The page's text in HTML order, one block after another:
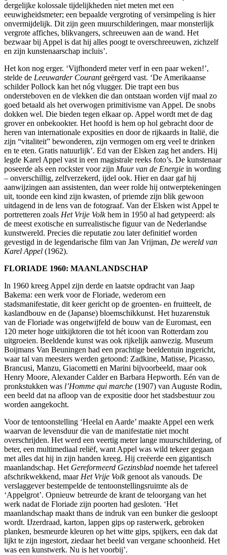
dergelijke kolossale tijdelijkheden niet meten met een
eeuwigheidsmeter; een bepaalde vergroting of versimpeling is hier
onvermijdelijk. Dit zijn geen muurschilderingen, maar monsterlijk
vergrote affiches, blikvangers, schreeuwen aan de wand. Het
bezwaar bij Appel is dat hij alles poogt te overschreeuwen, zichzelf
en zijn kunstenaarschap incluis’.
Het kon nog erger. ‘Vijfhonderd meter verf in een paar weken!’,
stelde de Leeuwarder Courantgeërgerd vast. ‘De Amerikaanse
schilder Pollock kan het nóg vlugger. Die trapt een bus
ondersteboven en de vlekken die dan ontstaan worden vijf maal zo
goed betaald als het overwogen primitivisme van Appel. De snobs
dokken wel. Die bieden tegen elkaar op. Appel wordt met de dag
grover en onbekookter. Het hoofd is hem op hol gebracht door de
heren van internationale exposities en door de rijkaards in Italië, die
zijn “vitaliteit” bewonderen, zijn vermogen om erg veel te drinken
en te eten. Gratis natuurlijk’. Ed van der Elsken zag het anders. Hij
legde Karel Appel vast in een magistrale reeks foto’s. De kunstenaar
poseerde als een rockster voor zijn Muur van de Energie in wording
– onverschillig, zelfverzekerd, ijdel ook. Hier en daar gaf hij
aanwijzingen aan assistenten, dan weer rolde hij ontwerptekeningen
uit, toonde een kind zijn kwasten, of priemde zijn blik gewoon
uitdagend in de lens van de fotograaf. Van der Elsken wist Appel te
portretteren zoals Het Vrije Volkhem in 1950 al had getypeerd: als
de meest exotische en surrealistische figuur van de Nederlandse
kunstwereld. Precies die reputatie zou later definitief worden
gevestigd in de legendarische film van Jan Vrijman, De wereld van
Karel Appel (1962).
FLORIADE 1960: MAANLANDSCHAP
In 1960 kreeg Appel zijn derde en laatste opdracht van Jaap
Bakema: een werk voor de Floriade, wederom een
stadsmanifestatie, dit keer gericht op de groenten- en fruitteelt, de
kaslandbouw en de (Japanse) bloemschikkunst. Het huzarenstuk
van de Floriade was ongetwijfeld de bouw van de Euromast, een
120 meter hoge uitkijktoren die tot hét icoon van Rotterdam zou
uitgroeien. Beeldende kunst was ook rijkelijk aanwezig. Museum
Boijmans Van Beuningen had een prachtige beeldentuin ingericht,
waar tal van meesters werden getoond: Zadkine, Matisse, Picasso,
Brancusi, Manzu, Giacometti en Marini bijvoorbeeld, maar ook
Henry Moore, Alexander Calder en Barbara Hepworth. Eén van de
pronkstukken was l’Homme qui marche (1907) van Auguste Rodin,
een beeld dat na afloop van de expositie door het stadsbestuur zou
worden aangekocht.
Voor de tentoonstelling ‘Heelal en Aarde’ maakte Appel een werk
waarvan de levensduur die van de manifestatie niet mocht
overschrijden. Het werd een veertig meter lange muurschildering, of
beter, een multimediaal reliëf, want Appel was wild tekeer gegaan
met alles dat hij in zijn handen kreeg. Hij creëerde een gigantisch
maanlandschap. Het Gereformeerd Gezinsblad noemde het tafereel
afschrikwekkend, maar Het Vrije Volkgenoot als vanouds. De
verslaggever bestempelde de tentoonstellingsruimte als de
‘Appelgrot’. Opnieuw betreurde de krant de teloorgang van het
werk nadat de Floriade zijn poorten had gesloten. ‘Het
maanlandschap maakt thans de indruk van een bunker die gesloopt
wordt. IJzerdraad, karton, lappen gips op rasterwerk, gebroken
planken, besmeurde kleuren op het witte gips, spijkers, een dak dat
lijkt te zijn ingestort, ziedaar het beeld van vergane schoonheid. Het
was een kunstwerk. Nu is het voorbij’.